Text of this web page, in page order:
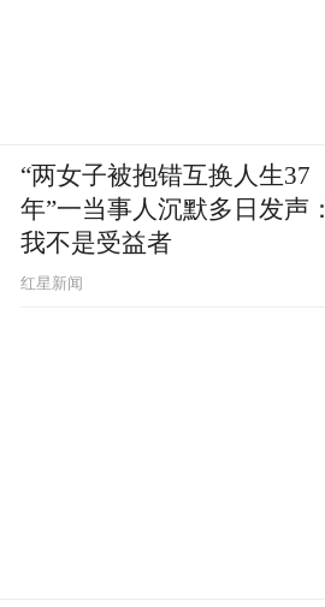
“两女子被抱错互换人生37
年”一当事人沉默多日发声：
我不是受益者
红星新闻